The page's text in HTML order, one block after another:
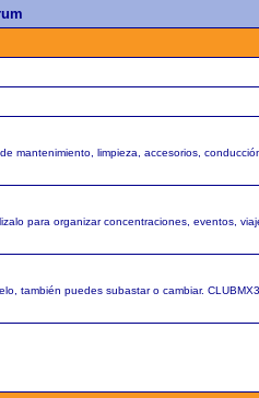
mantenimiento, limpieza, accesorios,
para organizar concentraciones, eventos,
también puedes subastar o cambiar.